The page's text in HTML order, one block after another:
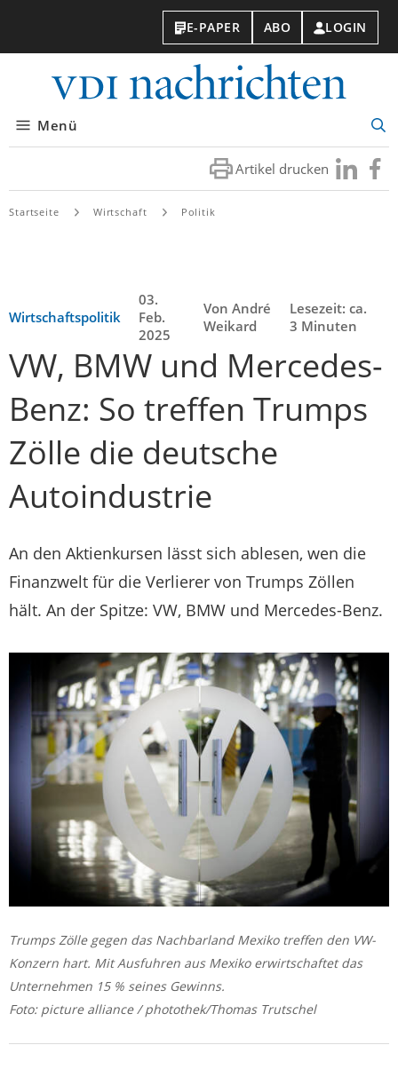
E-PAPER ABO LOGIN
Menü
Artikel drucken Besuchen
Sie
Sie
Startseite Wirtschaft Politik
Wirtschaftspolitik
03.
Feb.
2025
Von André
Weikard
Lesezeit: ca.
3 Minuten
VW, BMW und Mercedes-
Benz: So treffen Trumps
Zölle die deutsche
Autoindustrie
An den Aktienkursen lässt sich ablesen, wen die
Finanzwelt für die Verlierer von Trumps Zöllen
hält. An der Spitze: VW, BMW und Mercedes-Benz.
Trumps Zölle gegen das Nachbarland Mexiko treffen den VW-
Konzern hart. Mit Ausfuhren aus Mexiko erwirtschaftet das
Unternehmen 15 % seines Gewinns.
Foto: picture alliance / photothek/Thomas Trutschel